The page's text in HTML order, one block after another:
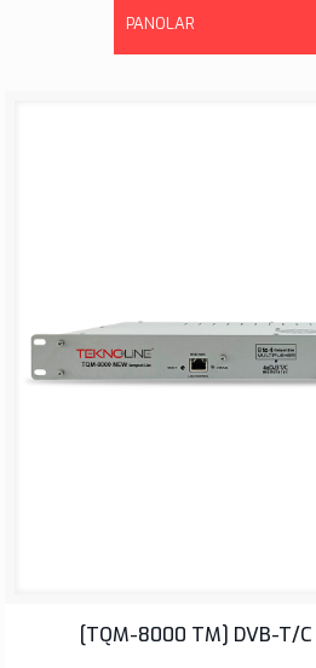
PANOLAR
[TQM-8000 TM] DVB-T/